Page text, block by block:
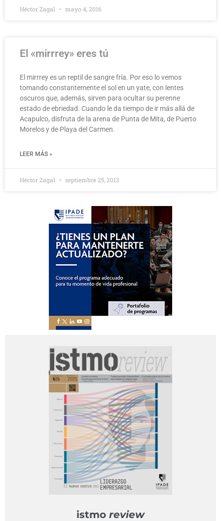
Héctor Zagal mayo 4, 2016
El «mirrrey» eres tú
El mirrrey es un reptil de sangre fría. Por eso lo vemos
tomando constantemente el sol en un yate, con lentes
oscuros que, además, sirven para ocultar su perenne
estado de ebriedad. Cuando le da tiempo de ir más allá de
Acapulco, disfruta de la arena de Punta de Mita, de Puerto
Morelos y de Playa del Carmen.
LEER MÁS »
Héctor Zagal septiembre 25, 2013
istmo review